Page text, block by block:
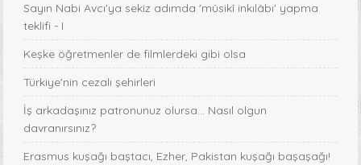
Sayın Nabi Avcı'ya sekiz adımda 'mûsikî inkılâbı' yapma
teklifi - I
Keşke öğretmenler de filmlerdeki gibi olsa
Türkiye'nin cezalı şehirleri
İş arkadaşınız patronunuz olursa… Nasıl olgun
davranırsınız?
Erasmus kuşağı baştacı, Ezher, Pakistan kuşağı başaşağı!